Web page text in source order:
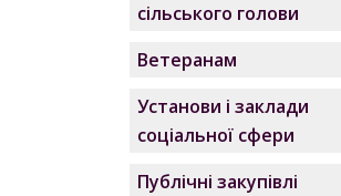
сільського голови
Ветеранам
Установи і заклади
соціальної сфери
Публічні закупівлі